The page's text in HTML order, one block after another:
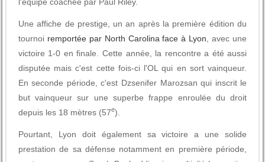
Une affiche de prestige, un an après la première édition du
tournoi remportée par North Carolina face à Lyon , avec une
victoire 1-0 en finale. Cette année, la rencontre a été aussi
disputée mais c'est cette fois-ci l'OL qui en sort vainqueur.
En seconde période, c'est Dzsenifer Marozsan qui inscrit le
but vainqueur sur une superbe frappe enroulée du droit
depuis les 18 mètres (57e).
Pourtant, Lyon doit également sa victoire a une solide
prestation de sa défense notamment en première période,